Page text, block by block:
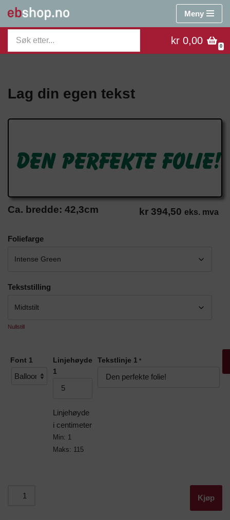
Hopp
innholdet
Meny
kr 0,00 0
Lag din egen tekst
Den perfekte folie!
Ca. bredde: 42,3cm kr 394,50 eks. mva
Foliefarge
Tekststilling
Nullstill
Font 1
Linjehøyde
1
Linjehøyde
i centimeter
Min: 1
Maks: 115
Tekstlinje 1 *
Kjøp